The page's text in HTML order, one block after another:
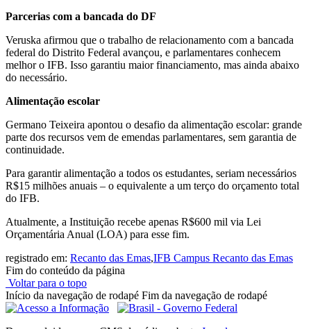
Parcerias com a bancada do DF
Veruska afirmou que o trabalho de relacionamento com a bancada
federal do Distrito Federal avançou, e parlamentares conhecem
melhor o IFB. Isso garantiu maior financiamento, mas ainda abaixo
do necessário.
Alimentação escolar
Germano Teixeira apontou o desafio da alimentação escolar: grande
parte dos recursos vem de emendas parlamentares, sem garantia de
continuidade.
Para garantir alimentação a todos os estudantes, seriam necessários
R$15 milhões anuais – o equivalente a um terço do orçamento total
do IFB.
Atualmente, a Instituição recebe apenas R$600 mil via Lei
Orçamentária Anual (LOA) para esse fim.
registrado em: Recanto das Emas,IFB Campus Recanto das Emas
Fim do conteúdo da página
Voltar para o topo
Início da navegação de rodapé Fim da navegação de rodapé